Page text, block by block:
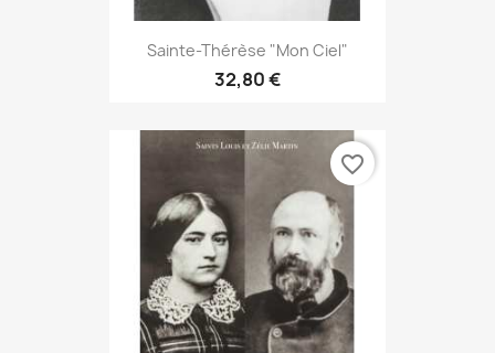
Sainte-Thérèse "Mon Ciel"
32,80 €
favorite_border